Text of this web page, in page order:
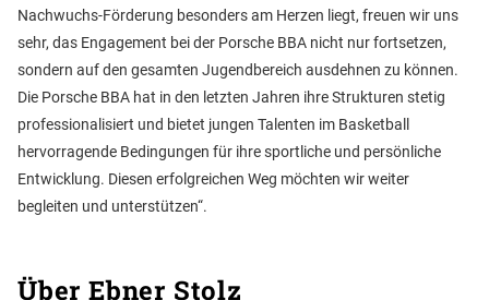
Nachwuchs-Förderung besonders am Herzen liegt, freuen wir uns
sehr, das Engagement bei der Porsche BBA nicht nur fortsetzen,
sondern auf den gesamten Jugendbereich ausdehnen zu können.
Die Porsche BBA hat in den letzten Jahren ihre Strukturen stetig
professionalisiert und bietet jungen Talenten im Basketball
hervorragende Bedingungen für ihre sportliche und persönliche
Entwicklung. Diesen erfolgreichen Weg möchten wir weiter
begleiten und unterstützen“.
Über Ebner Stolz